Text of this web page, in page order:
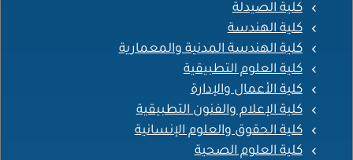
كلية الصيدلة
كلية الهندسة
كلية الهندسة المدنية والمعمارية
كلية العلوم التطبيقية
كلية الأعمال والإدارة
كلية الإعلام والفنون التطبيقية
كلية الحقوق والعلوم الإنسانية
كلية العلوم الصحية